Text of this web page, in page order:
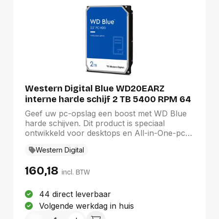
Western Digital Blue WD20EARZ
interne harde schijf 2 TB 5400 RPM 64
MB 3.5" SATA III
Geef uw pc-opslag een boost met WD Blue
harde schijven. Dit product is speciaal
ontwikkeld voor desktops en All-in-One-pc's
opslagcapaciteiten.Verbeter de pc-
en opslagcapaciteit door uw harde schijf te
mogelijke toegang tot uw gegevens en een
WD Blue harde schijf voor tot 6 TB aan extra
capaciteit.Plan voor de toekomstMet betere
Western Digital
160,18 incl. BTW
44 direct leverbaar
Volgende werkdag in huis